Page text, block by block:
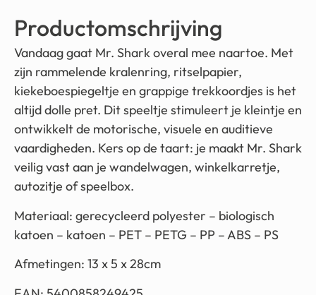
Productomschrijving
Vandaag gaat Mr. Shark overal mee naartoe. Met
zijn rammelende kralenring, ritselpapier,
kiekeboespiegeltje en grappige trekkoordjes is het
altijd dolle pret. Dit speeltje stimuleert je kleintje en
ontwikkelt de motorische, visuele en auditieve
vaardigheden. Kers op de taart: je maakt Mr. Shark
veilig vast aan je wandelwagen, winkelkarretje,
autozitje of speelbox.
Materiaal: gerecycleerd polyester – biologisch
katoen – katoen – PET – PETG – PP – ABS – PS
Afmetingen: 13 x 5 x 28cm